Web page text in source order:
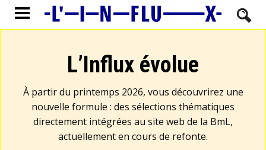
L’Influx évolue
À partir du printemps 2026, vous découvrirez une
nouvelle formule : des sélections thématiques
directement intégrées au site web de la BmL,
actuellement en cours de refonte.